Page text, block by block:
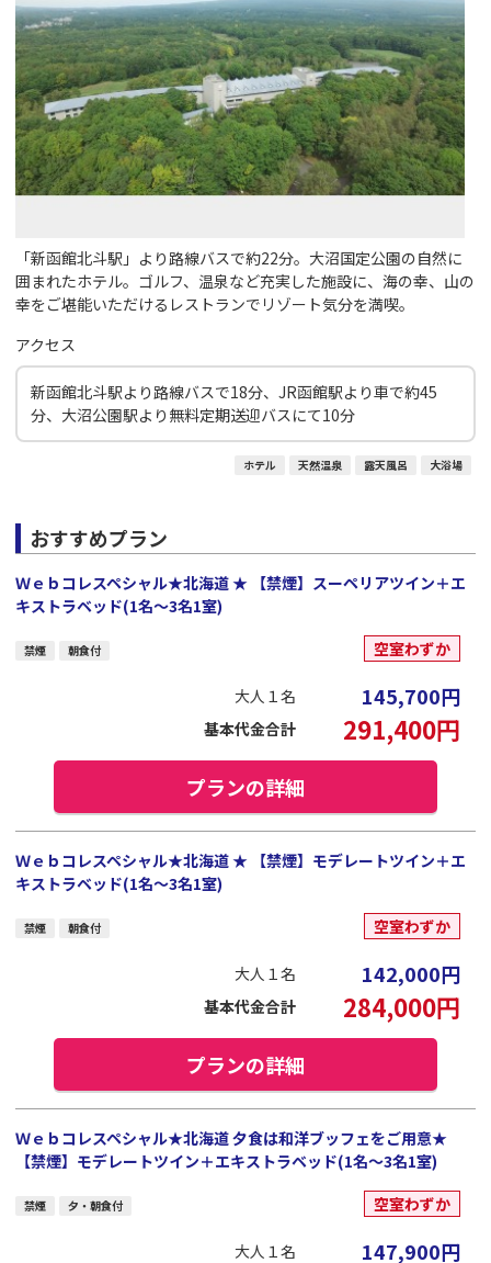
「新函館北斗駅」より路線バスで約22分。大沼国定公園の自然に
囲まれたホテル。ゴルフ、温泉など充実した施設に、海の幸、山の
幸をご堪能いただけるレストランでリゾート気分を満喫。
アクセス
新函館北斗駅より路線バスで18分、JR函館駅より車で約45
分、大沼公園駅より無料定期送迎バスにて10分
ホテル 天然温泉 露天風呂 大浴場
おすすめプラン
Ｗｅｂコレスペシャル★北海道 ★ 【禁煙】スーペリアツイン＋エ
キストラベッド(1名～3名1室)
禁煙 朝食付 空室わずか
大人１名 145,700円
基本代金合計 291,400円
プランの詳細
Ｗｅｂコレスペシャル★北海道 ★ 【禁煙】モデレートツイン＋エ
キストラベッド(1名～3名1室)
禁煙 朝食付 空室わずか
大人１名 142,000円
基本代金合計 284,000円
プランの詳細
Ｗｅｂコレスペシャル★北海道 夕食は和洋ブッフェをご用意★
【禁煙】モデレートツイン＋エキストラベッド(1名～3名1室)
禁煙 夕・朝食付 空室わずか
大人１名 147,900円